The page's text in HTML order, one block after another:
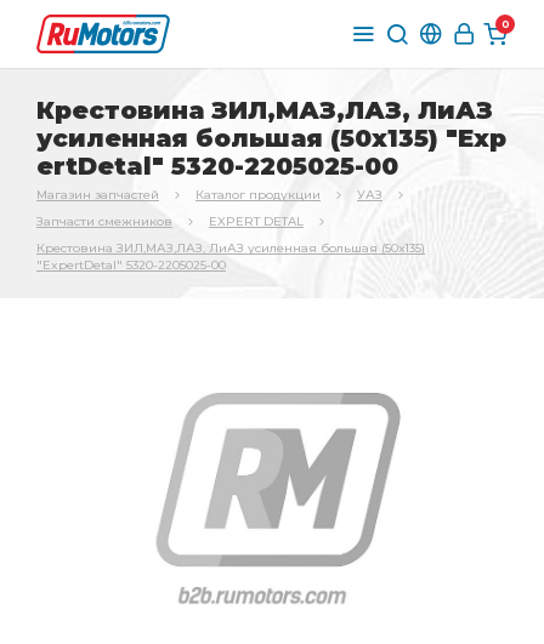
0
Крестовина ЗИЛ,МАЗ,ЛАЗ, ЛиАЗ
усиленная большая (50х135) "Exp
ertDetal" 5320-2205025-00
Магазин запчастей Каталог продукции
УАЗ
Запчасти смежников
EXPERT DETAL
Крестовина ЗИЛ,МАЗ,ЛАЗ, ЛиАЗ усиленная большая (50х135)
"ExpertDetal" 5320-2205025-00